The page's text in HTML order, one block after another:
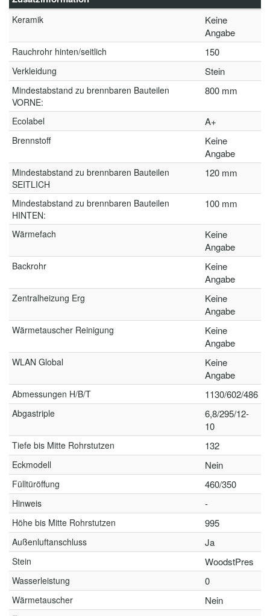
Keramik
Keine
Angabe
Rauchrohr hinten/seitlich 150
Verkleidung Stein
Mindestabstand zu brennbaren Bauteilen
VORNE:
800 mm
Ecolabel A+
Brennstoff
Keine
Angabe
Mindestabstand zu brennbaren Bauteilen
SEITLICH
120 mm
Mindestabstand zu brennbaren Bauteilen
HINTEN:
100 mm
Wärmefach
Keine
Angabe
Backrohr
Keine
Angabe
Zentralheizung Erg
Keine
Angabe
Wärmetauscher Reinigung
Keine
Angabe
WLAN Global
Keine
Angabe
Abmessungen H/B/T 1130/602/486
Abgastriple
6,8/295/12-
10
Tiefe bis Mitte Rohrstutzen 132
Eckmodell Nein
Fülltüröffung 460/350
Hinweis -
Höhe bis Mitte Rohrstutzen 995
Außenluftanschluss Ja
Stein WoodstPres
Wasserleistung 0
Wärmetauscher Nein